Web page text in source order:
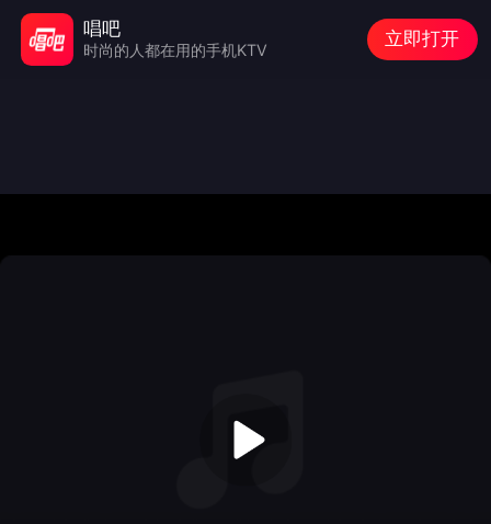
唱吧
时尚的人都在用的手机KTV
立即打开